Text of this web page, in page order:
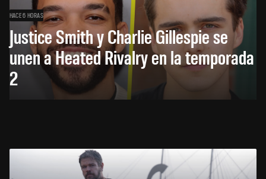
HACE 6 HORAS
Justice Smith y Charlie Gillespie se
unen a Heated Rivalry en la temporada
2